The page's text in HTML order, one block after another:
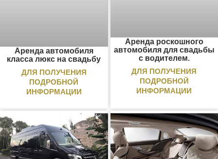
Аренда автомобиля
класса люкс на свадьбу
ДЛЯ ПОЛУЧЕНИЯ
ПОДРОБНОЙ
ИНФОРМАЦИИ
Аренда роскошного
автомобиля для свадьбы
с водителем.
ДЛЯ ПОЛУЧЕНИЯ
ПОДРОБНОЙ
ИНФОРМАЦИИ